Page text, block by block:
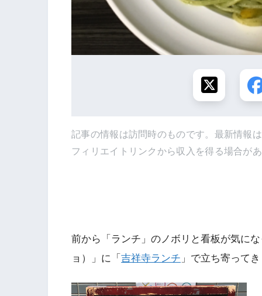
記事の情報は訪問時のものです。最新情報
フィリエイトリンクから収入を得る場合が
前から「ランチ」のノボリと看板が気に
ョ）」に「 吉祥寺ランチ 」で立ち寄って